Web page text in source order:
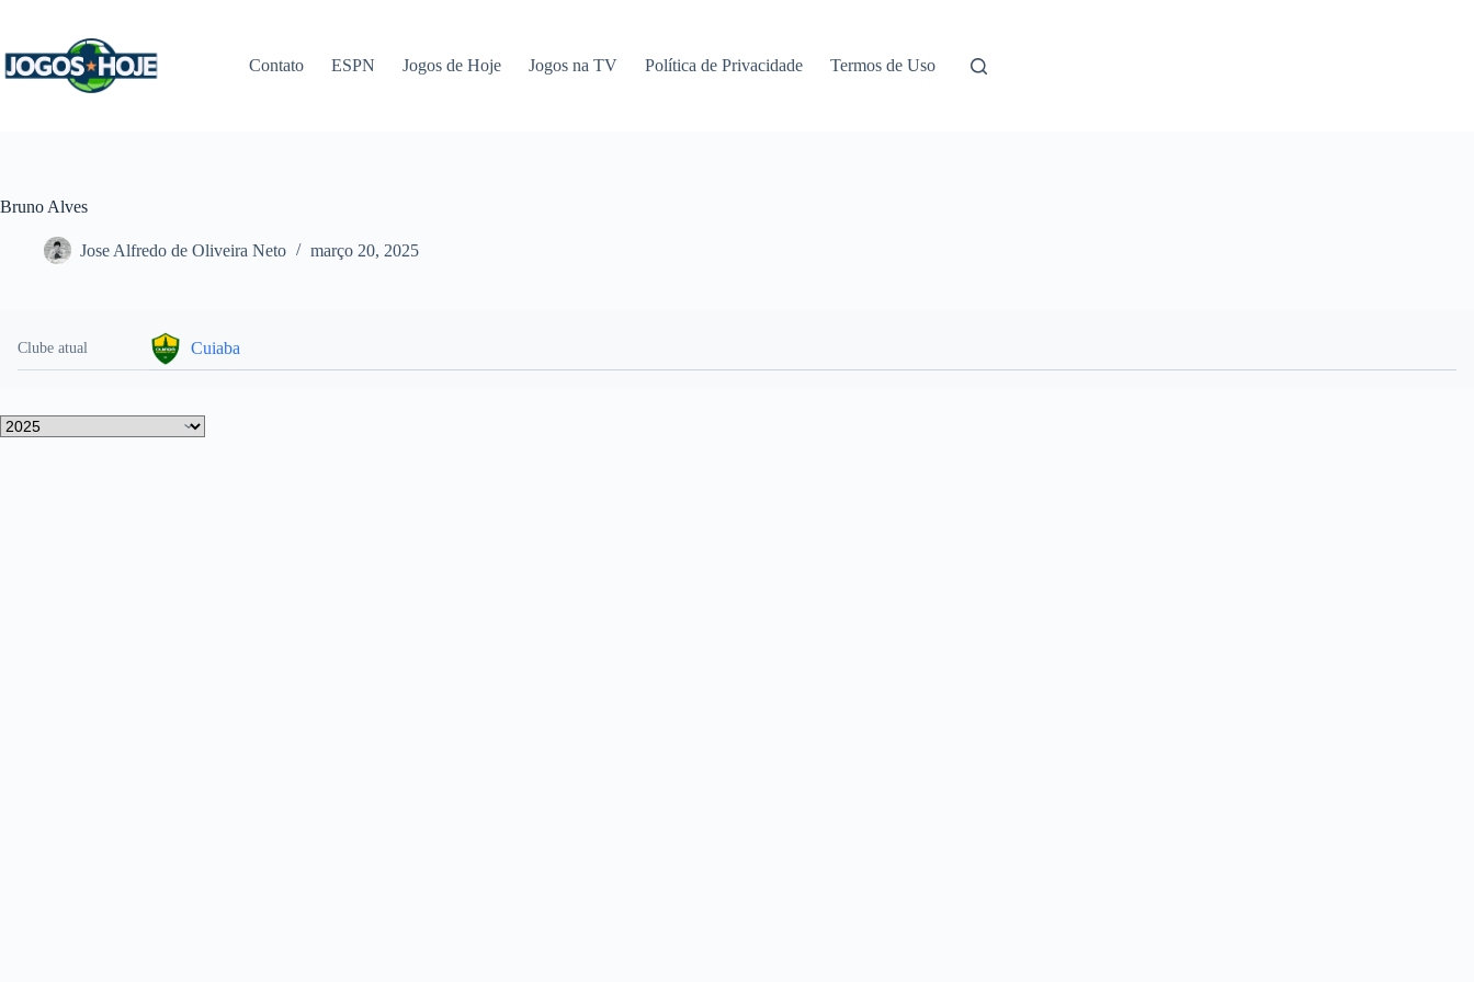
conteúdo
Contato ESPN Jogos de Hoje Jogos na TV Política de Privacidade Termos de Uso
Bruno Alves
Jose Alfredo de Oliveira Neto março 20, 2025
Clube atual Cuiaba